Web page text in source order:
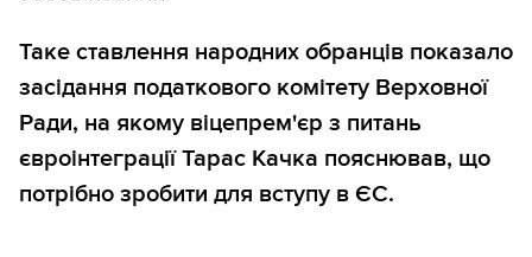
Таке ставлення народних обранців показало
засідання податкового комітету Верховної
Ради, на якому віцепрем'єр з питань
євроінтеграції Тарас Качка пояснював, що
потрібно зробити для вступу в ЄС.